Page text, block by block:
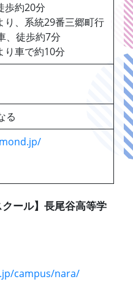
歩約20分
り、系統29番三郷町行
、徒歩約7分
り車で約10分
る
クール】長尾谷高等学
campus/nara/